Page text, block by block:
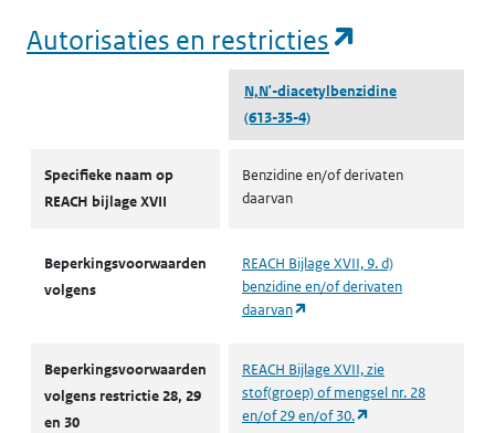
Autorisaties en restricties
N,N'-diacetylbenzidine
(613-35-4)
Specifieke naam op
REACH bijlage XVII
Benzidine en/of derivaten
daarvan
Beperkingsvoorwaarden
volgens
REACH Bijlage XVII, 9. d)
benzidine en/of derivaten
daarvan
Beperkingsvoorwaarden
volgens restrictie 28, 29
en 30
REACH Bijlage XVII, zie
stof(groep) of mengsel nr. 28
en/of 29 en/of 30.